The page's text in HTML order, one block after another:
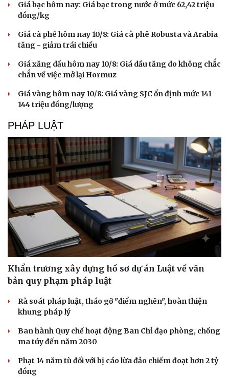
Giá bạc hôm nay: Giá bạc trong nước ở mức 62,42 triệu
đồng/kg
Giá cà phê hôm nay 10/8: Giá cà phê Robusta và Arabia
tăng - giảm trái chiều
Giá xăng dầu hôm nay 10/8: Giá dầu tăng do không chắc
chắn về việc mở lại Hormuz
Giá vàng hôm nay 10/8: Giá vàng SJC ổn định mức 141 -
144 triệu đồng/lượng
PHÁP LUẬT
Khẩn trương xây dựng hồ sơ dự án Luật về văn
bản quy phạm pháp luật
Rà soát pháp luật, tháo gỡ "điểm nghẽn", hoàn thiện
khung pháp lý
Ban hành Quy chế hoạt động Ban Chỉ đạo phòng, chống
ma túy đến năm 2030
Phạt 14 năm tù đối với bị cáo lừa đảo chiếm đoạt hơn 2 tỷ
đồng